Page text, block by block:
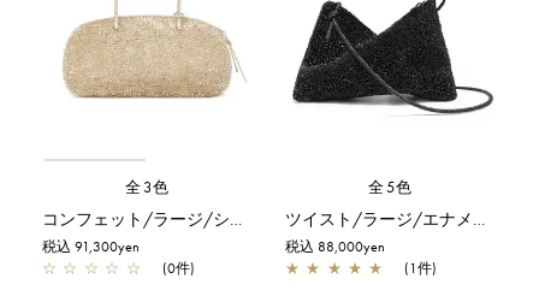
全3色
コンフェット/ラージ/シルバーゴールド
税込 91,300yen
☆ ☆ ☆ ☆ ☆ (0件)
全5色
ツイスト/ラージ/エナメルブラック
税込 88,000yen
★ ★ ★ ★ ★ (1件)